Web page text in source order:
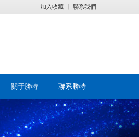
加入收藏 聯系我們
關于勝特 聯系勝特